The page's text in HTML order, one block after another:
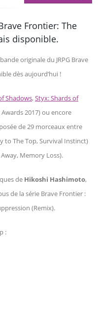
Frontier: The
disponible.
originale du JRPG Brave
dès aujourd’hui !
Shadows,Styx: Shards of
2017) ou encore
de 29 morceaux entre
to The Top, Survival Instinct)
Memory Loss).
de Hikoshi Hashimoto,
de la série Brave Frontier :
(Remix).
: